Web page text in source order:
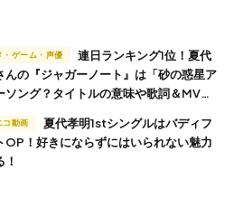
・ゲーム・声優
んの『ジャガーノート』は「砂の惑星ア
ソング？タイトルの意味や歌詞＆MVを
コ動画
OP！好きにならずにはいられない魅力
！